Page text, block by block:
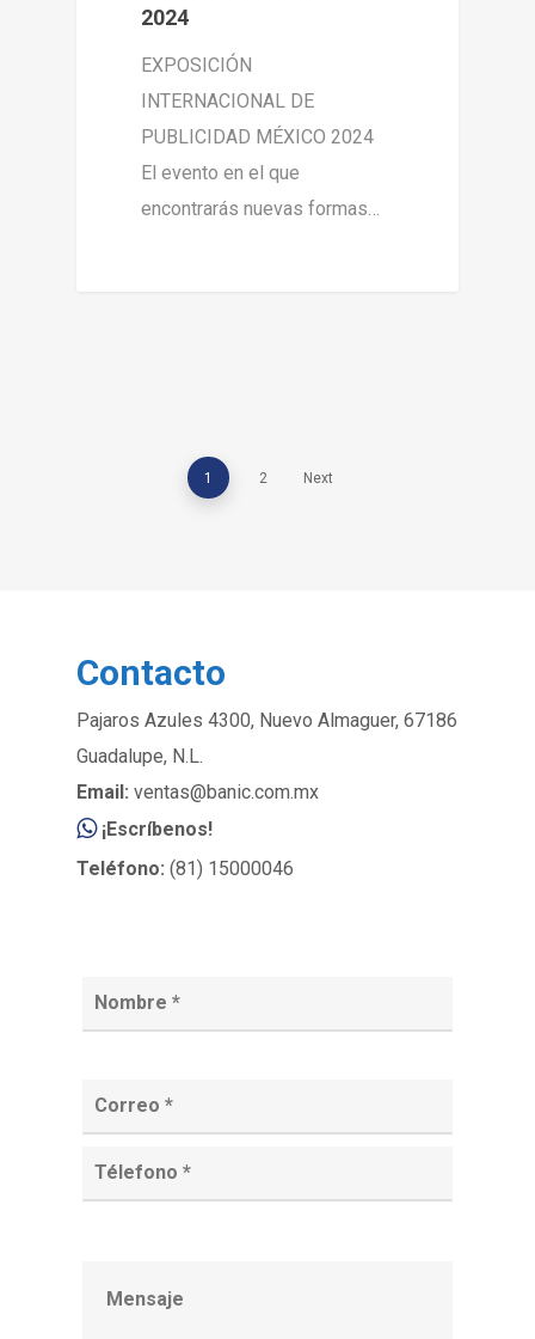
2024
EXPOSICIÓN
INTERNACIONAL DE
PUBLICIDAD MÉXICO 2024
El evento en el que
encontrarás nuevas formas…
1 2 Next
Contacto
Pajaros Azules 4300, Nuevo Almaguer, 67186
Guadalupe, N.L.
Email: ventas@banic.com.mx
¡Escríbenos!
Teléfono: (81) 15000046